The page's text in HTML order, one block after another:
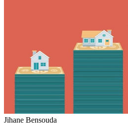
Jihane Bensouda